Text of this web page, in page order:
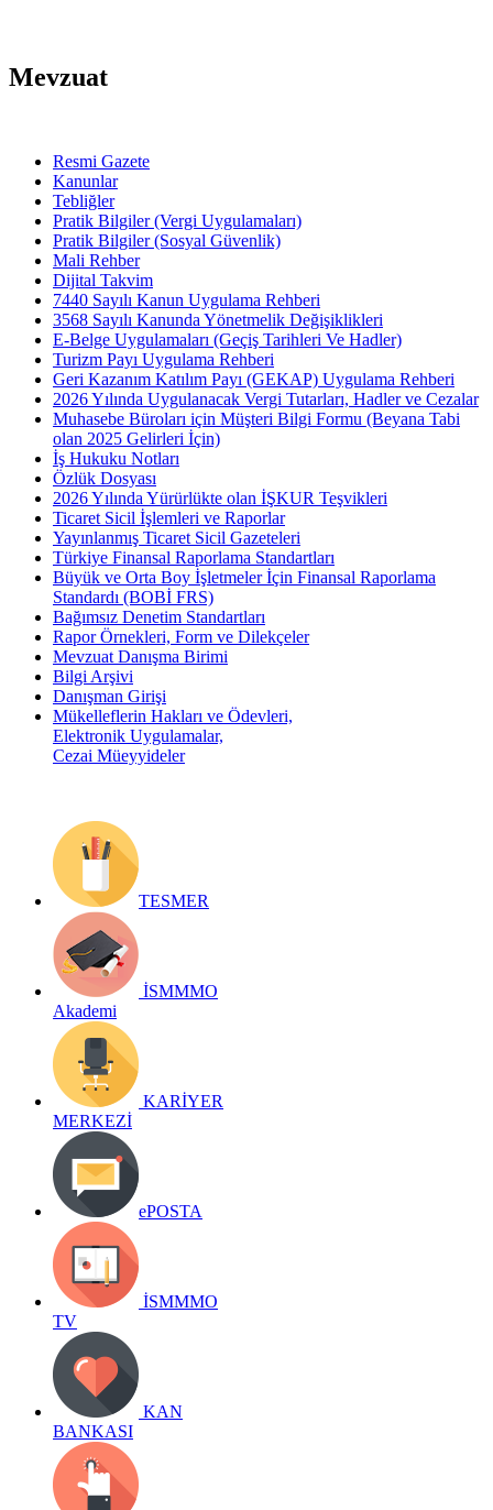
Mevzuat
Resmi Gazete
Kanunlar
Tebliğler
Pratik Bilgiler (Vergi Uygulamaları)
Pratik Bilgiler (Sosyal Güvenlik)
Mali Rehber
Dijital Takvim
7440 Sayılı Kanun Uygulama Rehberi
3568 Sayılı Kanunda Yönetmelik Değişiklikleri
E-Belge Uygulamaları (Geçiş Tarihleri Ve Hadler)
Turizm Payı Uygulama Rehberi
Geri Kazanım Katılım Payı (GEKAP) Uygulama Rehberi
2026 Yılında Uygulanacak Vergi Tutarları, Hadler ve Cezalar
Muhasebe Büroları için Müşteri Bilgi Formu (Beyana Tabi
olan 2025 Gelirleri İçin)
İş Hukuku Notları
Özlük Dosyası
2026 Yılında Yürürlükte olan İŞKUR Teşvikleri
Ticaret Sicil İşlemleri ve Raporlar
Yayınlanmış Ticaret Sicil Gazeteleri
Türkiye Finansal Raporlama Standartları
Büyük ve Orta Boy İşletmeler İçin Finansal Raporlama
Standardı (BOBİ FRS)
Bağımsız Denetim Standartları
Rapor Örnekleri, Form ve Dilekçeler
Mevzuat Danışma Birimi
Bilgi Arşivi
Danışman Girişi
Mükelleflerin Hakları ve Ödevleri,
Elektronik Uygulamalar,
Cezai Müeyyideler
TESMER
İSMMMO
Akademi
KARİYER
MERKEZİ
ePOSTA
İSMMMO
TV
KAN
BANKASI